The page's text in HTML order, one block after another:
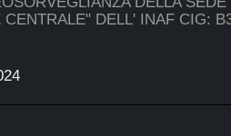
DELL' INAF CIG: